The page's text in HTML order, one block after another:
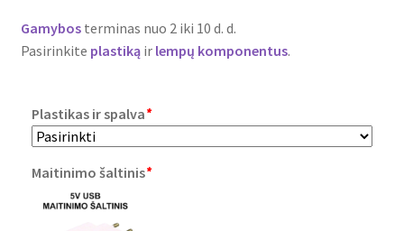
Plastikai
Plastiko spalvos
Wishlist
Gamybosterminas nuo 2 iki 10 d. d.
Pasirinkite plastikąir lempų komponentus.
Plastikas ir spalva*
Maitinimo šaltinis*